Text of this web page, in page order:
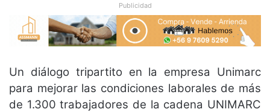
Publicidad
Un diálogo tripartito en la empresa Unimarc
para mejorar las condiciones laborales de más
de 1.300 trabajadores de la cadena UNIMARC